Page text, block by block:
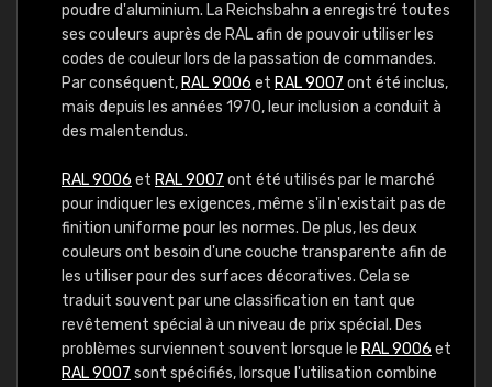
poudre d'aluminium. La Reichsbahn a enregistré toutes
ses couleurs auprès de RAL afin de pouvoir utiliser les
codes de couleur lors de la passation de commandes.
Par conséquent, RAL 9006 et RAL 9007 ont été inclus,
mais depuis les années 1970, leur inclusion a conduit à
des malentendus.
RAL 9006 et RAL 9007 ont été utilisés par le marché
pour indiquer les exigences, même s'il n'existait pas de
finition uniforme pour les normes. De plus, les deux
couleurs ont besoin d'une couche transparente afin de
les utiliser pour des surfaces décoratives. Cela se
traduit souvent par une classification en tant que
revêtement spécial à un niveau de prix spécial. Des
problèmes surviennent souvent lorsque le RAL 9006 et
RAL 9007 sont spécifiés, lorsque l'utilisation combine